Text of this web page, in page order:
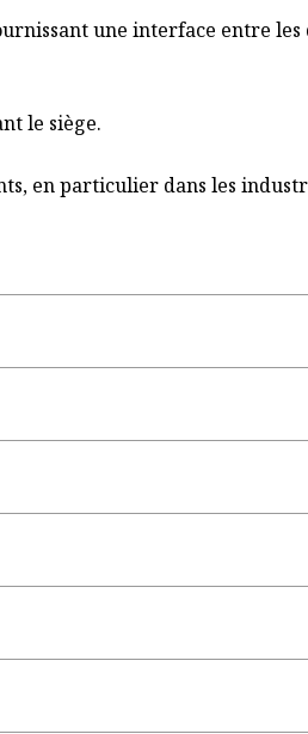
une interface entre les
le siège.
en particulier dans les